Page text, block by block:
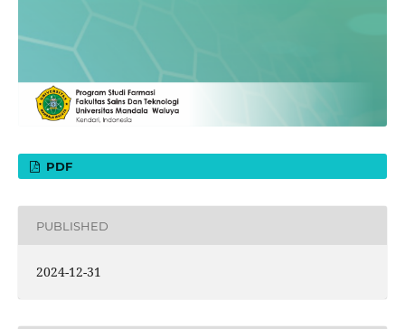
PDF
PUBLISHED
2024-12-31